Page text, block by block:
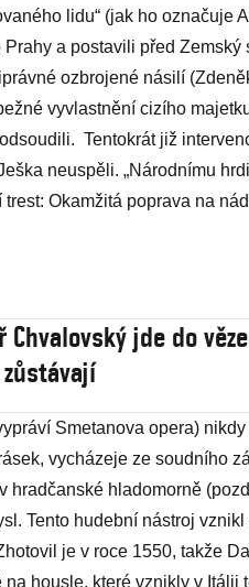
lidu“ (jak ho označuje
a postavili před Zemský
ozbrojené násilí
vyvlastnění cizího
Tentokrát již
neuspěli. „Národnímu
Okamžitá poprava na
Chvalovský jde do
Smetanova opera)
vycházeje ze soudního
hradčanské hladomorně
Tento hudební nástroj
je v roce 1550, takže
housle, které vznikly v Itálii